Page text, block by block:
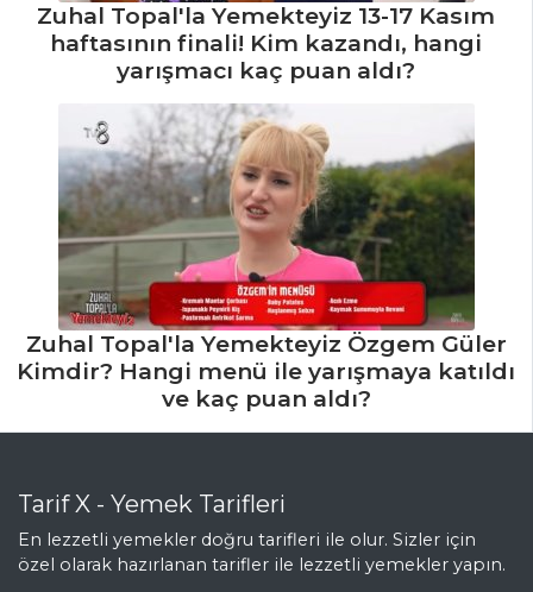
Zuhal Topal'la Yemekteyiz 13-17 Kasım
haftasının finali! Kim kazandı, hangi
yarışmacı kaç puan aldı?
Zuhal Topal'la Yemekteyiz Özgem Güler
Kimdir? Hangi menü ile yarışmaya katıldı
ve kaç puan aldı?
Tarif X - Yemek Tarifleri
En lezzetli yemekler doğru tarifleri ile olur. Sizler için
özel olarak hazırlanan tarifler ile lezzetli yemekler yapın.